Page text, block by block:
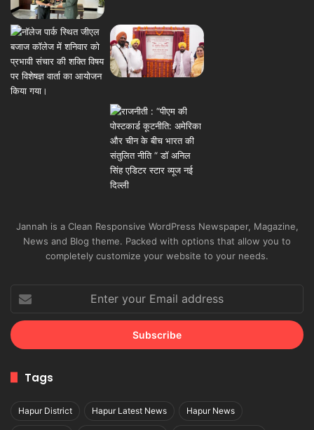
Jannah is a Clean Responsive WordPress Newspaper, Magazine,
News and Blog theme. Packed with options that allow you to
completely customize your website to your needs.
your
Email
address
Tags
Hapur District Hapur Latest News Hapur News